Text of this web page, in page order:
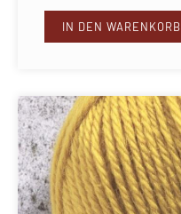
IN DEN WARENKORB